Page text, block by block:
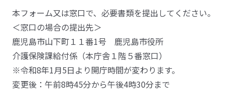
本フォーム又は窓口で、必要書類を提出してください。
＜窓口の場合の提出先＞
鹿児島市山下町１１番1号 鹿児島市役所
介護保険課給付係（本庁舎１階５番窓口）
※令和8年1月5日より開庁時間が変わります。
変更後：午前8時45分から午後4時30分まで